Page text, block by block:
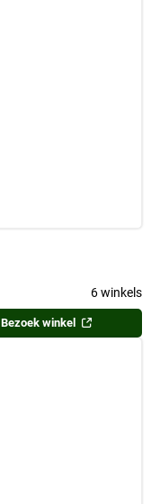
6 winkels
Bezoek winkel